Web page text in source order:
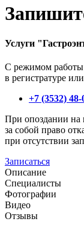
Услуги "
С режимом работы
в регистратуре
+7 (3532) 48-
При опоздании на
за собой право
при отсутствии
Записаться
Описание
Специалисты
Фотографии
Видео
Отзывы